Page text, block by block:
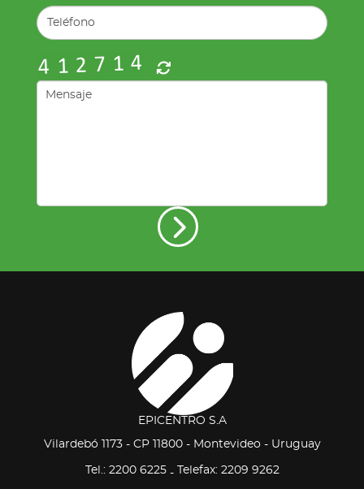
EPICENTRO S.A
Vilardebó 1173 - CP 11800 - Montevideo - Uruguay
Tel.: 2200 6225- Telefax: 2209 9262